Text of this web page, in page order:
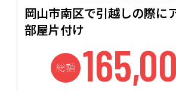
岡山市南区で引越しの際に
部屋片付け
総額